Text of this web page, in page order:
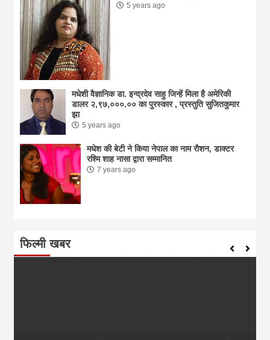
5 years ago
मधेशी वैज्ञानिक डा. इन्द्रदेव साहु जिन्हें मिला है अमेरिकी
डालर २,९७,०००.०० का पुरस्कार , प्रस्तुति सुजितकुमार
झा
5 years ago
मधेश की बेटी ने किया नेपाल का नाम राैशन, डाक्टर
रश्मि शाह नासा द्वारा सम्मानित
7 years ago
फिल्मी खबर